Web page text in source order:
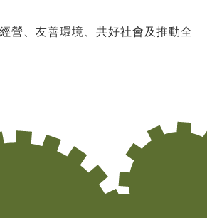
營、友善環境、共好社會及推動全